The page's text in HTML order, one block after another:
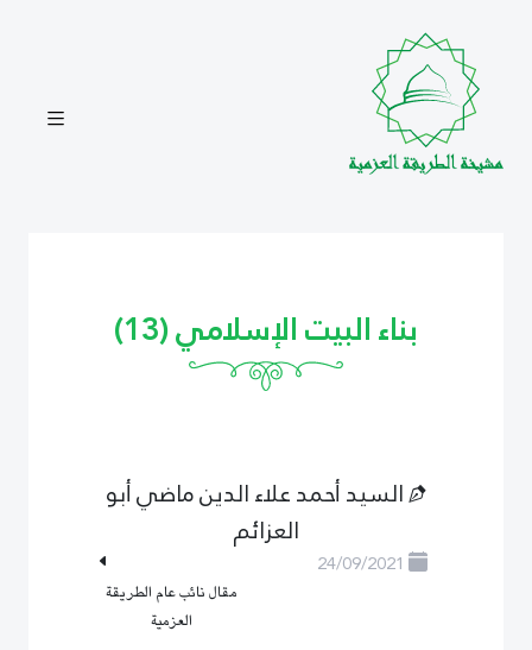
بناء البيت الإسلامي (13)
السيد أحمد علاء الدين ماضي أبو
العزائم
24/09/2021
مقال نائب عام الطريقة
العزمية